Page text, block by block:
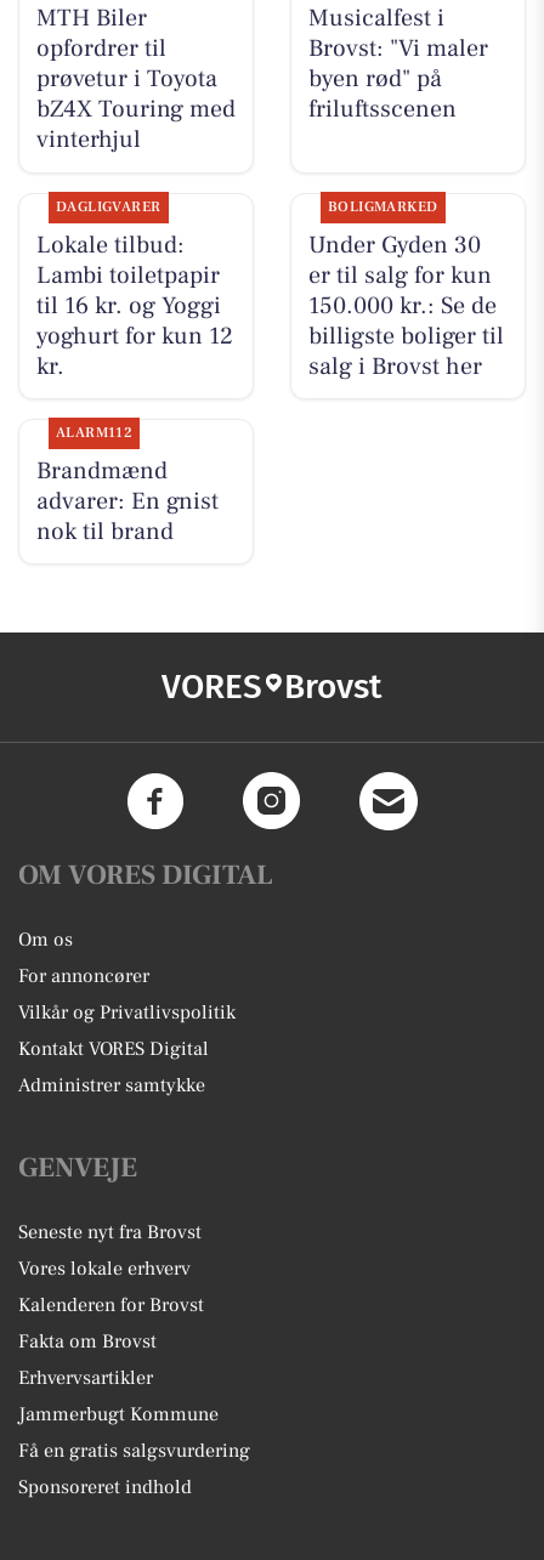
MTH Biler
opfordrer til
prøvetur i Toyota
bZ4X Touring med
vinterhjul
Musicalfest i
Brovst: "Vi maler
byen rød" på
friluftsscenen
DAGLIGVARER
Lokale tilbud:
Lambi toiletpapir
til 16 kr. og Yoggi
yoghurt for kun 12
kr.
BOLIGMARKED
Under Gyden 30
er til salg for kun
150.000 kr.: Se de
billigste boliger til
salg i Brovst her
ALARM112
Brandmænd
advarer: En gnist
nok til brand
VORES Brovst
OM VORES DIGITAL
Om os
For annoncører
Vilkår og Privatlivspolitik
Kontakt VORES Digital
Administrer samtykke
GENVEJE
Seneste nyt fra Brovst
Vores lokale erhverv
Kalenderen for Brovst
Fakta om Brovst
Erhvervsartikler
Jammerbugt Kommune
Få en gratis salgsvurdering
Sponsoreret indhold